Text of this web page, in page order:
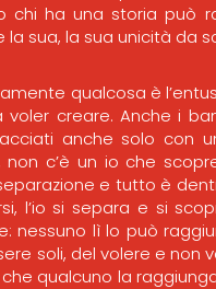
chi ha una storia può
sua, la sua unicità da
qualcosa è
creare. Anche i
anche solo con
c’è un io che
e tutto è
l’io si separa e si
nessuno lì lo può
soli, del volere e non
qualcuno la